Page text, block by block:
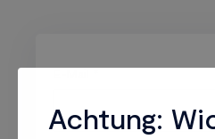
Achtung: